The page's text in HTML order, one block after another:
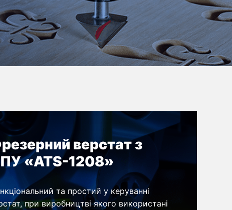
верстат з
«ATS-1208»
та простий у керуванні
при виробництві якого використані